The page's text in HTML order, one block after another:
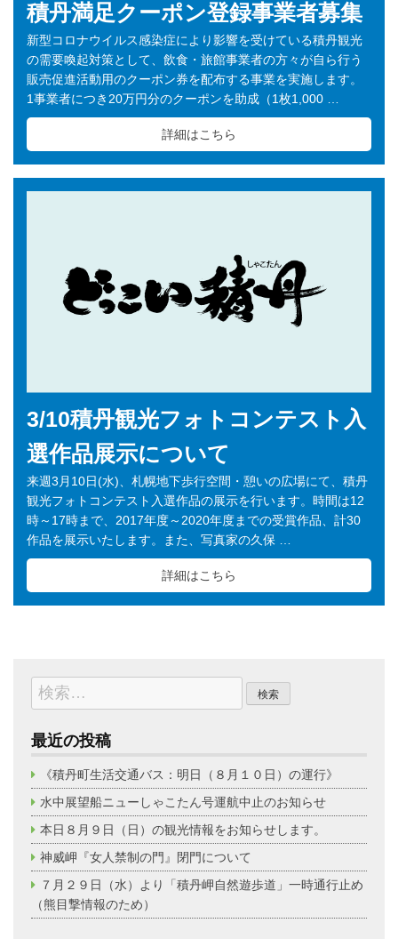
積丹満足クーポン登録事業者募集
新型コロナウイルス感染症により影響を受けている積丹観光
の需要喚起対策として、飲食・旅館事業者の方々が自ら行う
販売促進活動用のクーポン券を配布する事業を実施します。
1事業者につき20万円分のクーポンを助成（1枚1,000 …
詳細はこちら
3/10積丹観光フォトコンテスト入
選作品展示について
来週3月10日(水)、札幌地下歩行空間・憩いの広場にて、積丹
観光フォトコンテスト入選作品の展示を行います。時間は12
時～17時まで、2017年度～2020年度までの受賞作品、計30
作品を展示いたします。また、写真家の久保 …
詳細はこちら
検
索:
最近の投稿
《積丹町生活交通バス：明日（８月１０日）の運行》
水中展望船ニューしゃこたん号運航中止のお知らせ
本日８月９日（日）の観光情報をお知らせします。
神威岬『女人禁制の門』閉門について
７月２９日（水）より「積丹岬自然遊歩道」一時通行止め
（熊目撃情報のため）